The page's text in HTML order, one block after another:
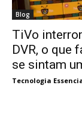
Blog
TiVo
DVR, o que
se sintam
Tecnologia